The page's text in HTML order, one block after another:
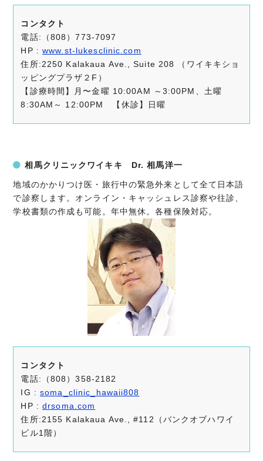
コンタクト
電話:（808）773-7097
HP :www.st-lukesclinic.com
住所:2250 Kalakaua Ave., Suite 208 （ワイキキショ
ッピングプラザ２F）
【診療時間】月〜金曜 10:00AM ～3:00PM、土曜
8:30AM～ 12:00PM 【休診】日曜
相馬クリニックワイキキ Dr. 相馬洋一
地域のかかりつけ医・旅行中の緊急外来として全て日本語
で診察します。オンライン・キャッシュレス診察や往診、
学校書類の作成も可能。年中無休。各種保険対応。
コンタクト
電話:（808）358-2182
IG :soma_clinic_hawaii808
HP :drsoma.com
住所:2155 Kalakaua Ave., #112（バンクオブハワイ
ビル1階）